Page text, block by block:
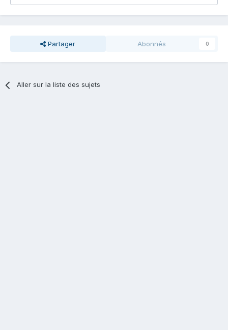
Partager Abonnés 0
Aller sur la liste des sujets